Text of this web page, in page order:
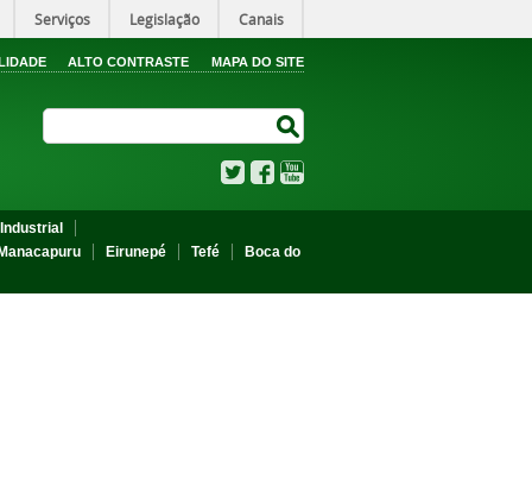
Serviços Legislação Canais
ALTO CONTRASTE MAPA DO SITE
TwitterFacebook
Manacapuru Eirunepé Tefé
Boca do